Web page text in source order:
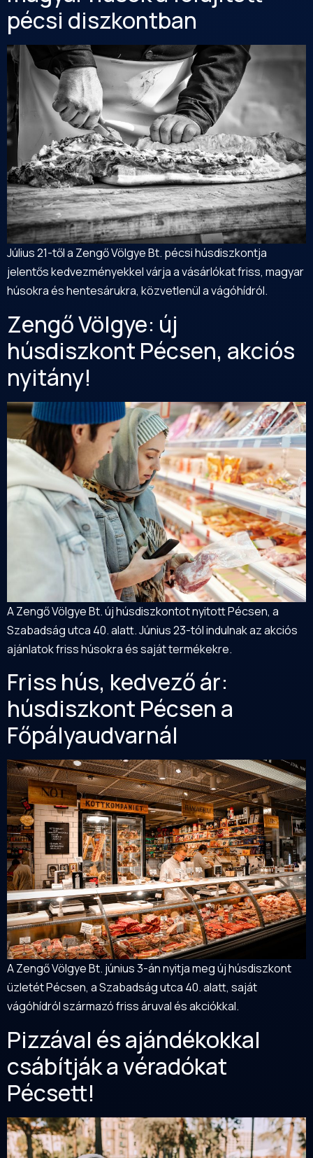
pécsi diszkontban
Július 21-től a Zengő Völgye Bt. pécsi húsdiszkontja
jelentős kedvezményekkel várja a vásárlókat friss, magyar
húsokra és hentesárukra, közvetlenül a vágóhídról.
Zengő Völgye: új
húsdiszkont Pécsen, akciós
nyitány!
A Zengő Völgye Bt. új húsdiszkontot nyitott Pécsen, a
Szabadság utca 40. alatt. Június 23-tól indulnak az akciós
ajánlatok friss húsokra és saját termékekre.
Friss hús, kedvező ár:
húsdiszkont Pécsen a
Főpályaudvarnál
A Zengő Völgye Bt. június 3-án nyitja meg új húsdiszkont
üzletét Pécsen, a Szabadság utca 40. alatt, saját
vágóhídról származó friss áruval és akciókkal.
Pizzával és ajándékokkal
csábítják a véradókat
Pécsett!